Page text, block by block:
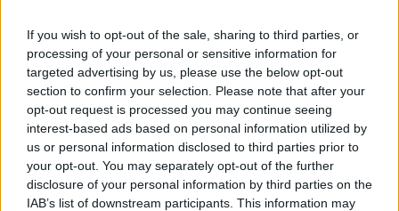
If you wish to opt-out of the sale, sharing to third parties, or
processing of your personal or sensitive information for
targeted advertising by us, please use the below opt-out
section to confirm your selection. Please note that after your
opt-out request is processed you may continue seeing
interest-based ads based on personal information utilized by
us or personal information disclosed to third parties prior to
your opt-out. You may separately opt-out of the further
disclosure of your personal information by third parties on the
IAB’s list of downstream participants. This information may